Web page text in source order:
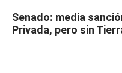
Senado: media
Privada, pero sin